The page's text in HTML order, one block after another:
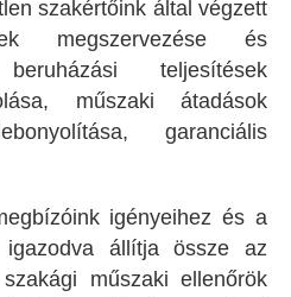
szakértőink által végzett
megszervezése és
teljesítések
műszaki átadások
garanciális
igényeihez és a
igazodva állítja össze az
műszaki ellenőrök